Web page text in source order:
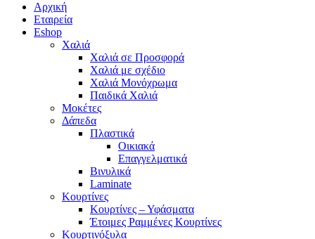
Αρχική
Εταιρεία
Eshop
Χαλιά
Χαλιά σε Προσφορά
Χαλιά με σχέδιο
Χαλιά Μονόχρωμα
Παιδικά Χαλιά
Μοκέτες
Δάπεδα
Πλαστικά
Οικιακά
Επαγγελματικά
Βινυλικά
Laminate
Κουρτίνες
Κουρτίνες – Υφάσματα
Έτοιμες Ραμμένες Κουρτίνες
Κουρτινόξυλα